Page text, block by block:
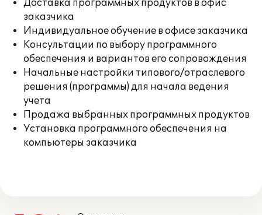
Доставка программных продуктов в офис
заказчика
Индивидуальное обучение в офисе заказчика
Консультации по выбору программного
обеспечения и вариантов его сопровождения
Начальные настройки типового/отраслевого
решения (программы) для начала ведения
учета
Продажа выбранных программных продуктов
Установка программного обеспечения на
компьютеры заказчика